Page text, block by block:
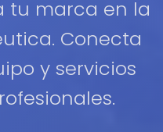
tu marca en la
Conecta
y servicios